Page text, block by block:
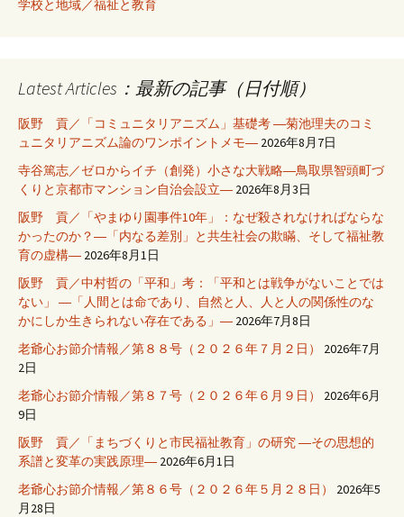
学校と地域／福祉と教育
Latest Articles：最新の記事（日付順）
阪野 貢／「コミュニタリアニズム」基礎考 ―菊池理夫のコミ
ュニタリアニズム論のワンポイントメモ― 2026年8月7日
寺谷篤志／ゼロからイチ（創発）小さな大戦略―鳥取県智頭町づ
くりと京都市マンション自治会設立― 2026年8月3日
阪野 貢／「やまゆり園事件10年」：なぜ殺されなければならな
かったのか？―「内なる差別」と共生社会の欺瞞、そして福祉教
育の虚構― 2026年8月1日
阪野 貢／中村哲の「平和」考：「平和とは戦争がないことでは
ない」 ―「人間とは命であり、自然と人、人と人の関係性のな
かにしか生きられない存在である」― 2026年7月8日
老爺心お節介情報／第８８号（２０２６年７月２日）
2026年7月
2日
老爺心お節介情報／第８７号（２０２６年６月９日）
2026年6月
9日
阪野 貢／「まちづくりと市民福祉教育」の研究 ―その思想的
系譜と変革の実践原理― 2026年6月1日
老爺心お節介情報／第８６号（２０２６年５月２８日）
2026年5
月28日